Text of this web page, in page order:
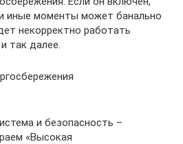
иные моменты может банально
некорректно работать
так далее.
и безопасность –
«Высокая